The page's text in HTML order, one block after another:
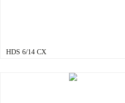
HDS 6/14 CX